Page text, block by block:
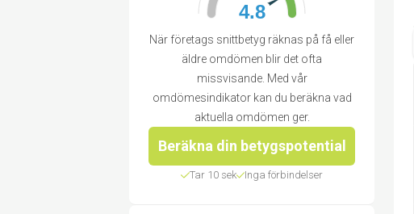
4.8
När företags snittbetyg räknas på få eller
äldre omdömen blir det ofta
missvisande. Med vår
omdömesindikator kan du beräkna vad
aktuella omdömen ger.
Beräkna din betygspotential
Tar 10 sek Inga förbindelser